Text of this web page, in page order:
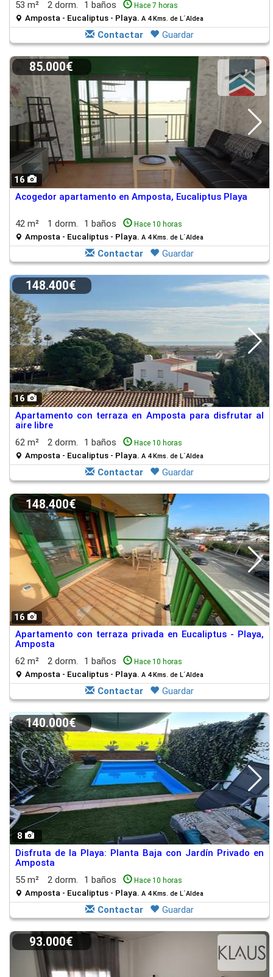
53 m² 2 dorm. 1 baños Hace 7 horas
Amposta - Eucaliptus - Playa. A 4 Kms. de L´Aldea
Contactar Guardar
16
85.000€
Acogedor apartamento en Amposta, Eucaliptus Playa
42 m² 1 dorm. 1 baños Hace 10 horas
Amposta - Eucaliptus - Playa. A 4 Kms. de L´Aldea
Contactar Guardar
16
148.400€
Apartamento con terraza en Amposta para disfrutar al
aire libre
62 m²
2 dorm. 1 baños Hace 10 horas
Amposta - Eucaliptus - Playa. A 4 Kms. de L´Aldea
Contactar Guardar
16
148.400€
Apartamento con terraza privada en Eucaliptus - Playa,
Amposta
62 m²
2 dorm. 1 baños Hace 10 horas
Amposta - Eucaliptus - Playa. A 4 Kms. de L´Aldea
Contactar Guardar
8
140.000€
Disfruta de la Playa: Planta Baja con Jardín Privado en
Amposta
55 m²
2 dorm. 1 baños Hace 10 horas
Amposta - Eucaliptus - Playa. A 4 Kms. de L´Aldea
Contactar Guardar
93.000€